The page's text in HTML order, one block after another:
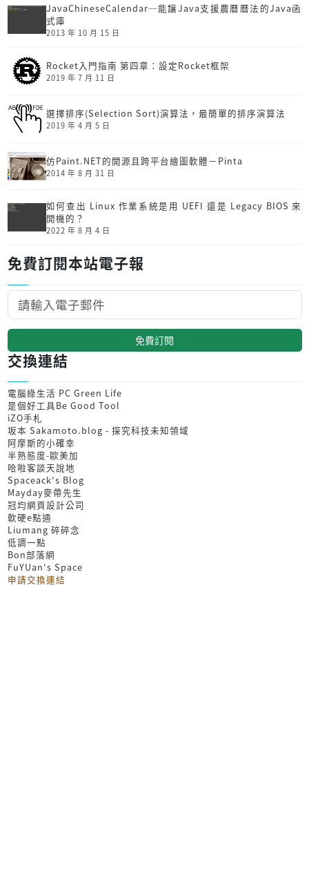
JavaChineseCalendar─能讓Java支援農曆曆法的Java函
式庫
2013 年 10 月 15 日
Rocket入門指南 第四章：設定Rocket框架
2019 年 7 月 11 日
選擇排序(Selection Sort)演算法，最簡單的排序演算法
2019 年 4 月 5 日
仿Paint.NET的開源且跨平台繪圖軟體－Pinta
2014 年 8 月 31 日
如何查出 Linux 作業系統是用 UEFI 還是 Legacy BIOS 來
開機的？
2022 年 8 月 4 日
免費訂閱本站電子報
免費訂閱
交換連結
電腦綠生活 PC Green Life
是個好工具Be Good Tool
iZO手札
坂本 Sakamoto.blog - 探究科技未知領域
阿摩斯的小確幸
半熟態度-歐美加
哈啦客談天說地
Spaceack's Blog
Mayday麥帶先生
冠均網頁設計公司
軟硬e點通
Liumang 碎碎念
低調一點
Bon部落網
FuYUan's Space
申請交換連結